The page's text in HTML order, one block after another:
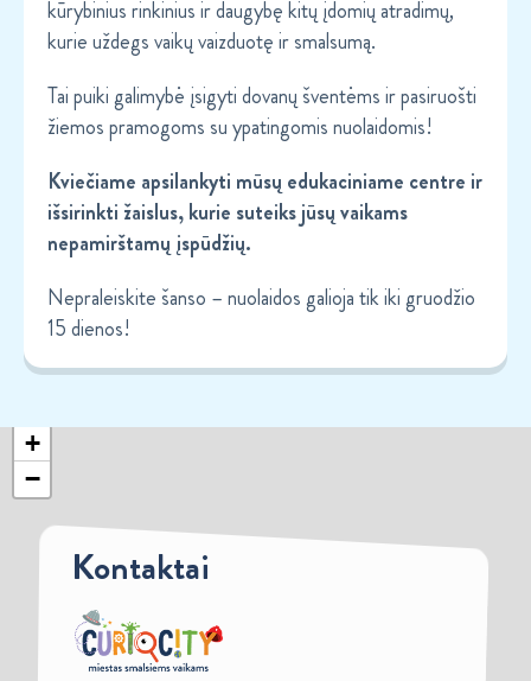
kūrybinius rinkinius ir daugybę kitų įdomių atradimų,
kurie uždegs vaikų vaizduotę ir smalsumą.
Tai puiki galimybė įsigyti dovanų šventėms ir pasiruošti
žiemos pramogoms su ypatingomis nuolaidomis!
Kviečiame apsilankyti mūsų edukaciniame centre ir
išsirinkti žaislus, kurie suteiks jūsų vaikams
nepamirštamų įspūdžių.
Nepraleiskite šanso – nuolaidos galioja tik iki gruodžio
15 dienos!
+
−
Kontaktai